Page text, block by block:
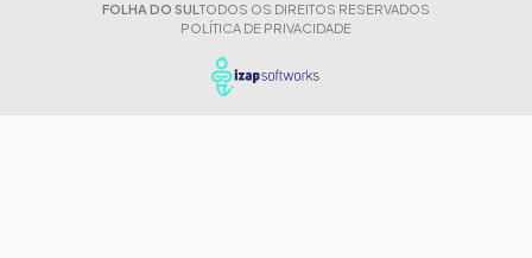
FOLHA DO SUL TODOS OS DIREITOS RESERVADOS
POLÍTICA DE PRIVACIDADE